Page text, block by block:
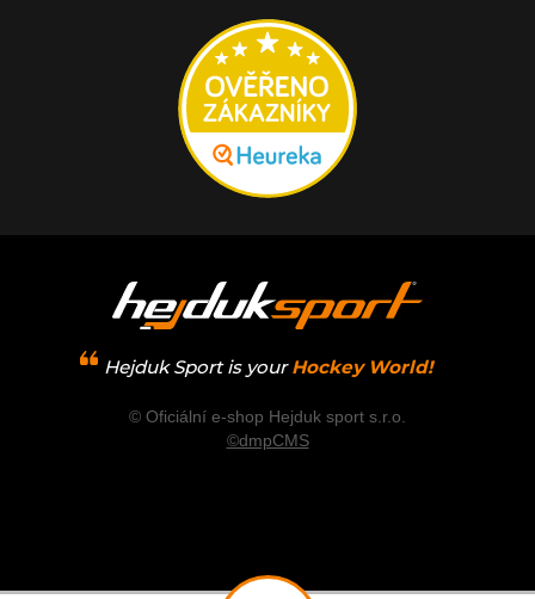
Hejduk Sport is your Hockey World!
© Oficiální e-shop Hejduk sport s.r.o.
©dmpCMS